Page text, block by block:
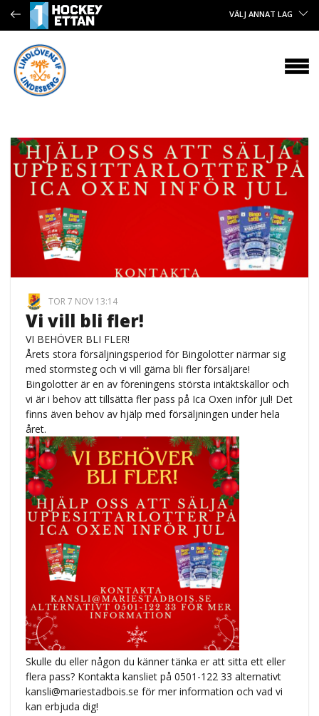
VÄLJ ANNAT LAG
TOR 7 NOV 13:14
Vi vill bli fler!
VI BEHÖVER BLI FLER!
Årets stora försäljningsperiod för Bingolotter närmar sig
med stormsteg och vi vill gärna bli fler försäljare!
Bingolotter är en av föreningens största intäktskällor och
vi är i behov att tillsätta fler pass på Ica Oxen inför jul! Det
finns även behov av hjälp med försäljningen under hela
året.
Skulle du eller någon du känner tänka er att sitta ett eller
flera pass? Kontakta kansliet på 0501-122 33 alternativt
kansli@mariestadbois.se för mer information och vad vi
kan erbjuda dig!